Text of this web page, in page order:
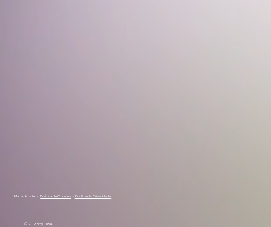
Mapa do site -Política de Cookies- Política de Privacidade
© 2025 by Ch34